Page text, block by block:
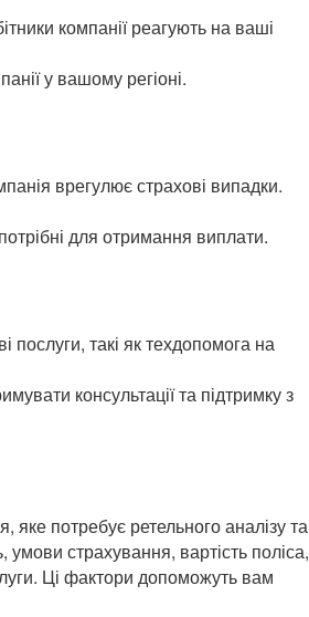
компанії реагують на ваші
у вашому регіоні.
врегулює страхові випадки.
для отримання виплати.
послуги, такі як техдопомога на
консультації та підтримку з
яке потребує ретельного аналізу та
умови страхування, вартість поліса,
Ці фактори допоможуть вам